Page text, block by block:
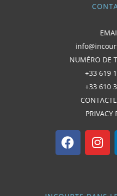
NUMÉRO DE
+33 619
+33 610
PRIVACY